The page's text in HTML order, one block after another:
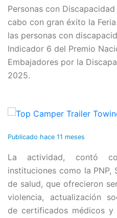
Personas con
cabo con gran éxito la
las personas con
Indicador 6 del Premio
Embajadores por la
2025.
Publicado hace 11 meses
La actividad, contó
instituciones como la PNP,
de salud, que ofrecieron
violencia, actualización
de certificados médicos